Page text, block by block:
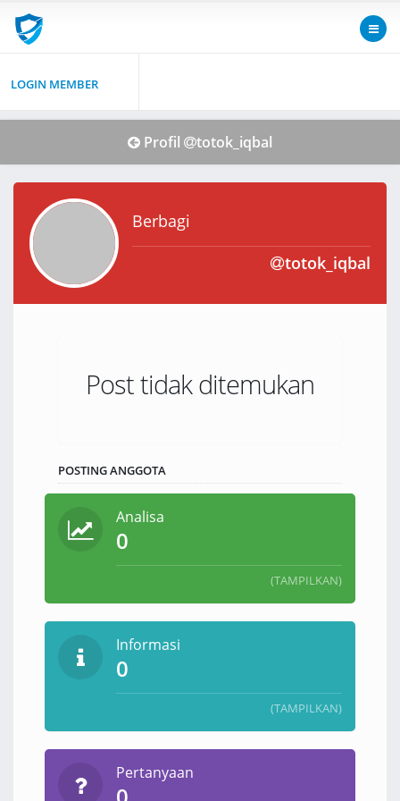
LOGIN MEMBER
Profil totok_iqbal
Berbagi
totok_iqbal
Post tidak ditemukan
POSTING ANGGOTA
Analisa
0
(TAMPILKAN)
Informasi
0
(TAMPILKAN)
Pertanyaan